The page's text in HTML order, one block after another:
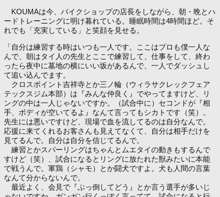
KOUMAは今、バイクショップの店長をしながら、朝・晩とハ
ードトレーニングに明け暮れている。睡眠時間は4時間ほど。そ
れでも「充実している」と笑顔を見せる。
「自分は練習する時はいつも一人です。ここはプロも僕一人な
んで、朝はタイ人の先生とここで練習して、仕事をして、終わ
ったら夜中に墓地の横にいい坂があるんで、一人でダッシュし
て追い込んでます。
クロスポイント吉祥寺とか三ノ輪（ウィラサクレックフェア
テックスジム本部）は『みんな仲良く』でやってますけど、リ
ングの中は一人じゃないですか。（試合中に）セコンドが『相
手、ボディが空いてるよ』なんて言ってもシカトです（笑）。
先生には悪いですけど、現場で血を流してるのは自分なんで。
応援に来てくれるお客さんも見えてなくて、自分は相手だけを
見てるんで。自分は自分を信じてるんで。
練習とかスパーリングはちゃんとムエタイの動きもするんで
すけど（笑）、試合になるとリングに放たれた獣みたいに本能
で戦うんで。軍鶏（シャモ）とか闘犬ですよ。犬も人間の言葉
なんて分からないんで。
最近よく、会見で『ぶっ倒してどう』とか言う選手が多いじ